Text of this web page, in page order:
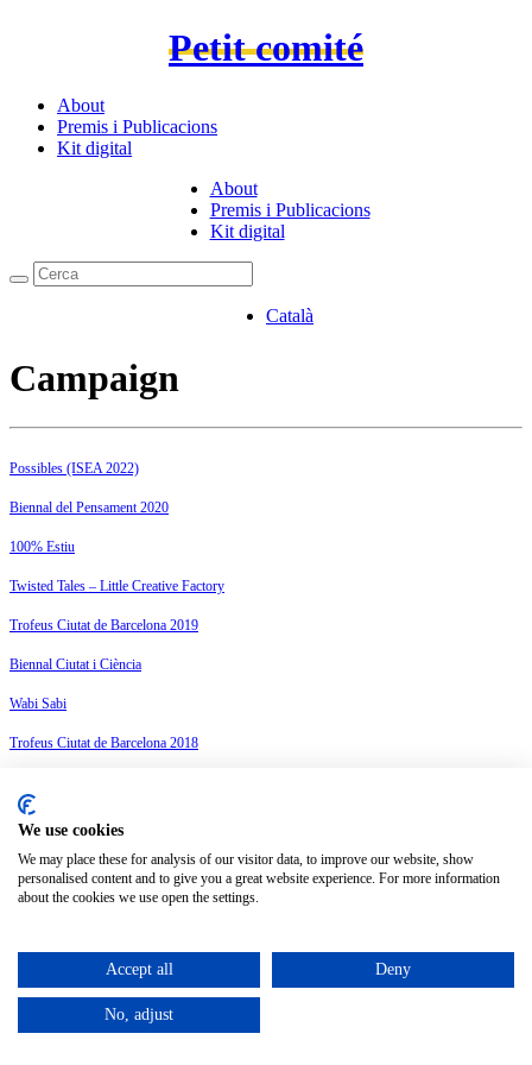
Petit comité
About
Premis i Publicacions
Kit digital
About
Premis i Publicacions
Kit digital
Català
Campaign
Possibles (ISEA 2022)
Biennal del Pensament 2020
100% Estiu
Twisted Tales – Little Creative Factory
Trofeus Ciutat de Barcelona 2019
Biennal Ciutat i Ciència
Wabi Sabi
Trofeus Ciutat de Barcelona 2018
Política de privacitat
Avís legal
Política de cookies
Configura les cookies
©2026Petit Comité
We use cookies
We may place these for analysis of our visitor data, to improve our website, show
personalised content and to give you a great website experience. For more information
about the cookies we use open the settings.
Accept all Deny
No, adjust